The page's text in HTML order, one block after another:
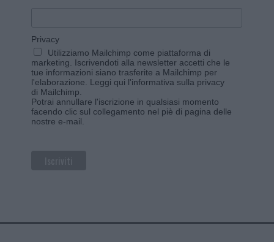
Privacy
Utilizziamo Mailchimp come piattaforma di
marketing. Iscrivendoti alla newsletter accetti che le
tue informazioni siano trasferite a Mailchimp per
l'elaborazione. Leggi qui l'informativa sulla privacy
di Mailchimp
Potrai annullare l'iscrizione in qualsiasi momento
facendo clic sul collegamento nel piè di pagina delle
nostre e-mail.